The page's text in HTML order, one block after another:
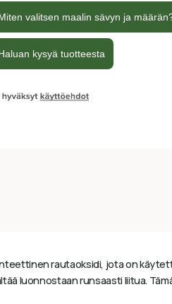
rautaoksidi, jota on
luonnostaan runsaasti liitua.